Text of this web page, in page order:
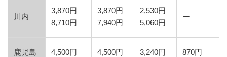
川内
3,870円
8,710円
3,870円
7,940円
2,530円
5,060円
ー
鹿児島
4,500円
4,500円
3,240円
870円